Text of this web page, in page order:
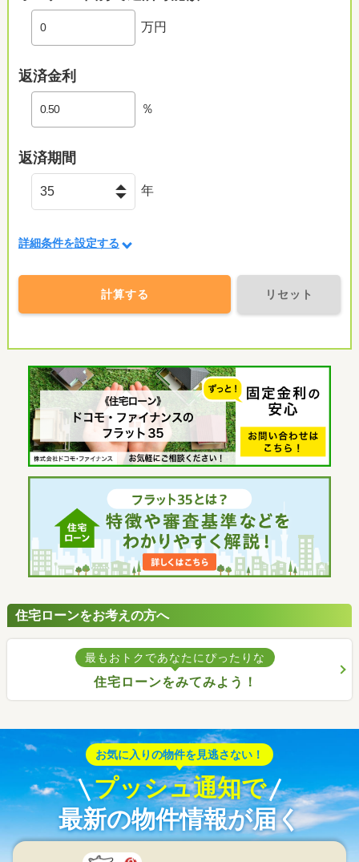
万円
返済金利
％
返済期間
年
詳細条件を設定する
計算する リセット
住宅ローンをお考えの方へ
最もおトクであなたにぴったりな
住宅ローンをみてみよう！
お気に入りの物件を見逃さない！
プッシュ通知で
最新の物件情報が届く